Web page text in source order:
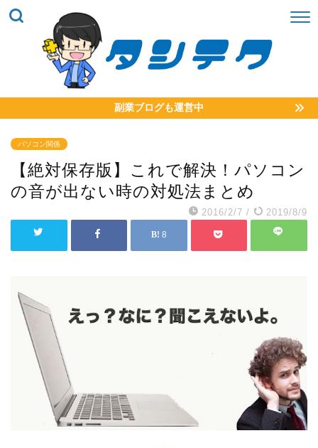
副業ブログも運営中
パソコン関係
【絶対保存版】これで解決！パソコン
の音が出ない時の対処法まとめ
2016/2/7 / 2019/8/9
8